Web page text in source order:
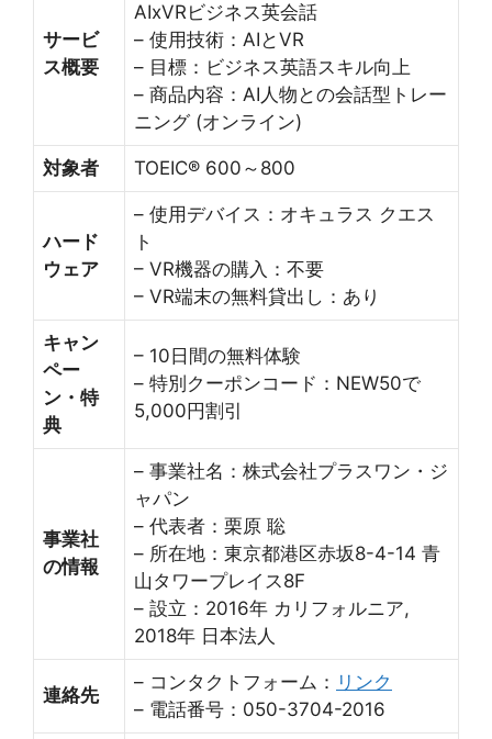
サービ
ス概要
AIxVRビジネス英会話
– 使用技術：AIとVR
– 目標：ビジネス英語スキル向上
– 商品内容：AI人物との会話型トレー
ニング (オンライン)
対象者 TOEIC® 600～800
ハード
ウェア
– 使用デバイス：オキュラス クエス
ト
– VR機器の購入：不要
– VR端末の無料貸出し：あり
キャン
ペー
ン・特
典
– 10日間の無料体験
– 特別クーポンコード：NEW50で
5,000円割引
事業社
の情報
– 事業社名：株式会社プラスワン・ジ
ャパン
– 代表者：栗原 聡
– 所在地：東京都港区赤坂8-4-14 青
山タワープレイス8F
– 設立：2016年 カリフォルニア,
2018年 日本法人
連絡先
– コンタクトフォーム： リンク
– 電話番号：050-3704-2016